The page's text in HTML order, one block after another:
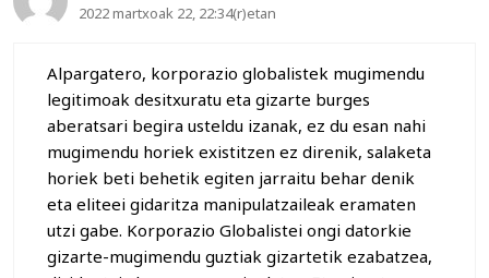
2022 martxoak 22, 22:34(r)etan
Alpargatero, korporazio globalistek mugimendu
legitimoak desitxuratu eta gizarte burges
aberatsari begira usteldu izanak, ez du esan nahi
mugimendu horiek existitzen ez direnik, salaketa
horiek beti behetik egiten jarraitu behar denik
eta eliteei gidaritza manipulatzaileak eramaten
utzi gabe. Korporazio Globalistei ongi datorkie
gizarte-mugimendu guztiak gizartetik ezabatzea,